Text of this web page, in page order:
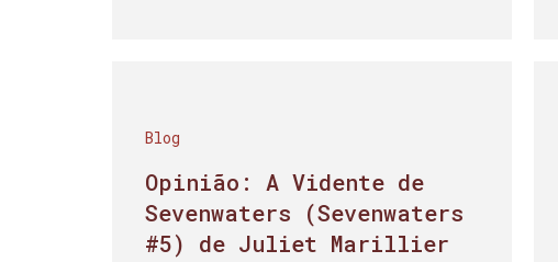
Blog
Opinião: A Vidente de
Sevenwaters (Sevenwaters
#5) de Juliet Marillier